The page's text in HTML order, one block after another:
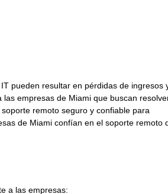
pueden resultar en pérdidas de ingresos
empresas de Miami que buscan
remoto seguro y confiable para
de Miami confían en el soporte remoto
a las empresas: